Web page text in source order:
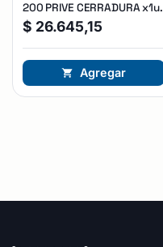
200 PRIVE CERRADURA x1u.
$ 26.645,15
Agregar